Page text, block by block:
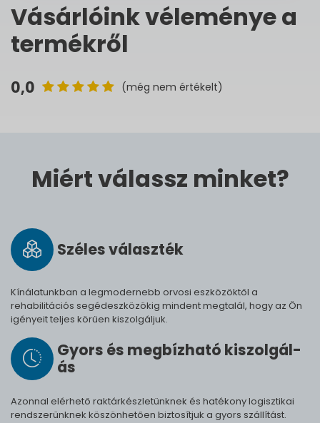
Vásárlóink véleménye a
termékről
0,0 (még nem értékelt)
Miért válassz minket?
Széles vá­lasz­ték
Kínálatunkban a legmodernebb orvosi eszközöktől a
rehabilitációs segédeszközökig mindent megtalál, hogy az Ön
igényeit teljes körűen kiszolgáljuk.
Gyors és meg­bíz­ha­tó ki­szol­gál­
ás
Azonnal elérhető raktárkészletünknek és hatékony logisztikai
rendszerünknek köszönhetően biztosítjuk a gyors szállítást.